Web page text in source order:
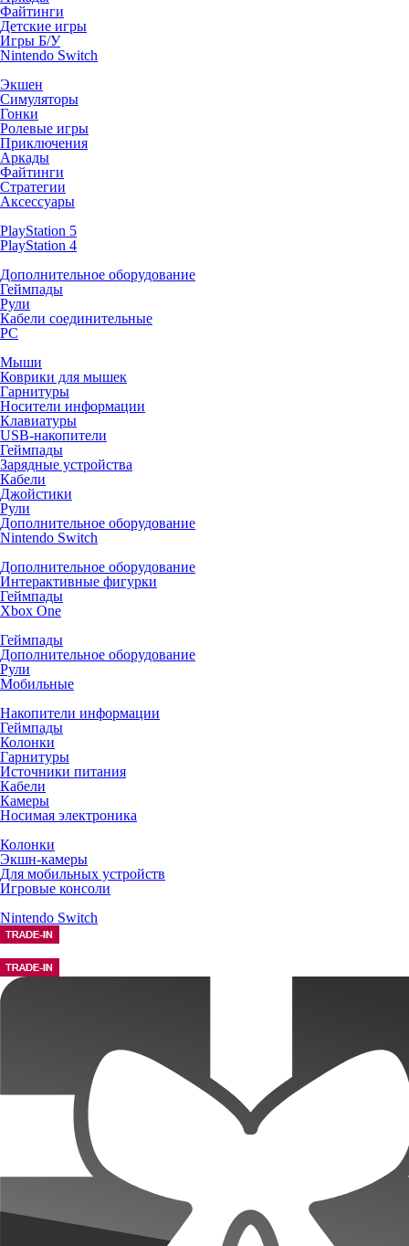
Файтинги
Детские игры
Игры Б/У
Nintendo Switch
Экшен
Симуляторы
Гонки
Ролевые игры
Приключения
Аркады
Файтинги
Стратегии
Аксессуары
PlayStation 5
PlayStation 4
Дополнительное оборудование
Геймпады
Рули
Кабели соединительные
PC
Мыши
Коврики для мышек
Гарнитуры
Носители информации
Клавиатуры
USB-накопители
Геймпады
Зарядные устройства
Кабели
Джойстики
Рули
Дополнительное оборудование
Nintendo Switch
Дополнительное оборудование
Интерактивные фигурки
Геймпады
Xbox One
Геймпады
Дополнительное оборудование
Рули
Мобильные
Накопители информации
Геймпады
Колонки
Гарнитуры
Источники питания
Кабели
Камеры
Носимая электроника
Колонки
Экшн-камеры
Для мобильных устройств
Игровые консоли
Nintendo Switch